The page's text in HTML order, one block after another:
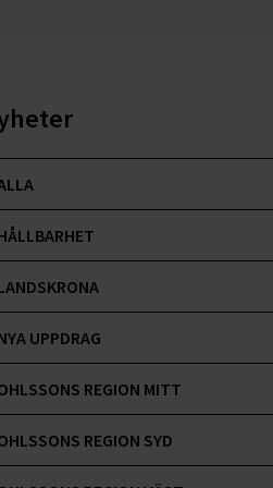
UPPDRAG
REGION MITT
REGION SYD